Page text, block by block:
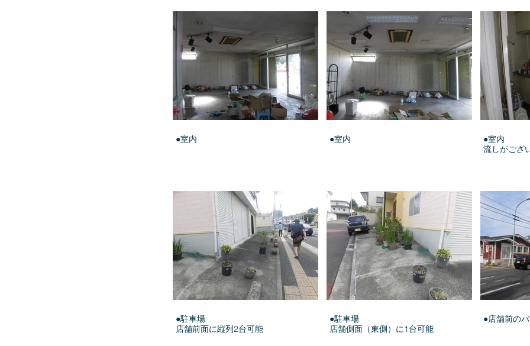
●室内 ●室内
●室内
流しがござ
●駐車場
店舗前面に縦列2台可能
●駐車場
店舗側面（東側）に1台可能
●店舗前の